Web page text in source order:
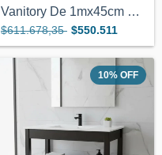
Vanitory De 1mx45cm Con Tapa Para Bacha...
$611.678,35 $550.511
10% OFF